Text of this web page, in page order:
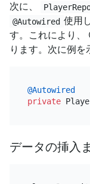
次に、
@Autowired 使用
す。これにより、
ります。次に例を
@Autowired
private
データの挿入